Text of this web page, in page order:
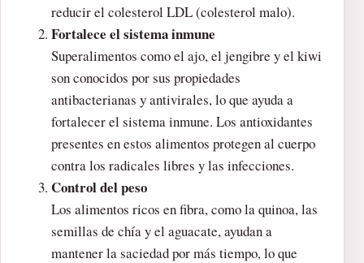
reducir el colesterol LDL (colesterol malo).
Fortalece el sistema inmune
Superalimentos como el ajo, el jengibre y el kiwi
son conocidos por sus propiedades
antibacterianas y antivirales, lo que ayuda a
fortalecer el sistema inmune. Los antioxidantes
presentes en estos alimentos protegen al cuerpo
contra los radicales libres y las infecciones.
Control del peso
Los alimentos ricos en fibra, como la quinoa, las
semillas de chía y el aguacate, ayudan a
mantener la saciedad por más tiempo, lo que